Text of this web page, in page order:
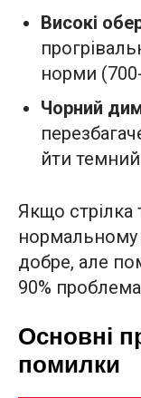
Високі
норми
Чорний
йти
Якщо стрілка
нормальному
добре, але
90%
Основні
помилки